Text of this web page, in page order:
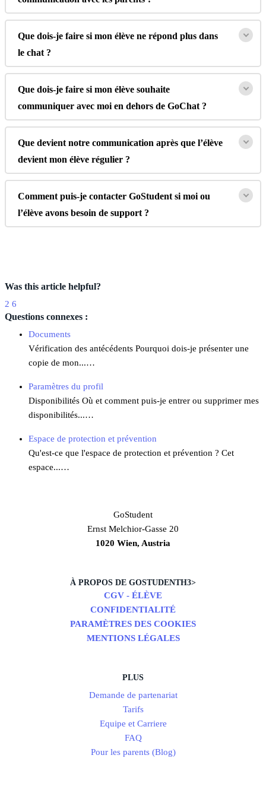
Que dois-je faire si mon élève ne répond plus dans
le chat ?
Que dois-je faire si mon élève souhaite
communiquer avec moi en dehors de GoChat ?
Que devient notre communication après que l’élève
devient mon élève régulier ?
Comment puis-je contacter GoStudent si moi ou
l’élève avons besoin de support ?
Was this article helpful?
2 6
Questions connexes :
Documents
Vérification des antécédents Pourquoi dois-je présenter une
copie de mon...…
Paramètres du profil
Disponibilités Où et comment puis-je entrer ou supprimer mes
disponibilités...…
Espace de protection et prévention
Qu'est-ce que l'espace de protection et prévention ? Cet
espace...…
GoStudent
Ernst Melchior-Gasse 20
1020 Wien, Austria
À PROPOS DE GOSTUDENTH3>
CGV - ÉLÈVE
CONFIDENTIALITÉ
PARAMÈTRES DES COOKIES
MENTIONS LÉGALES
PLUS
Demande de partenariat
Tarifs
Equipe et Carriere
FAQ
Pour les parents (Blog)